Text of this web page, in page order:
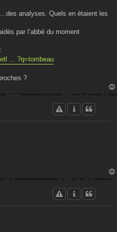
analyses. Quels en étaient les
par l’abbé du moment
... ?q=tombeau
?